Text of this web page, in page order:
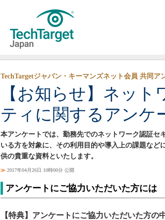
【お知らせ】ネット
ティに関するアンケ
TechTargetジャパン・キーマンズネット会員 共同ア
本アンケートでは、勤務先でのネットワーク認証セ
いる方を対象に、その利用目的や導入上の課題な
供の貴重な資料といたします。
≫ 2017年04月26日 10時00分 公開
アンケートにご協力いただいた方には
【特典】アンケートにご協力いただいた方の